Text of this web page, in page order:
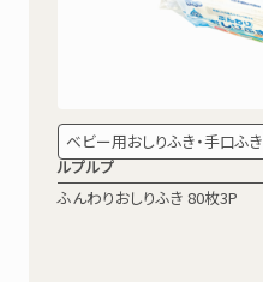
ベビー用おしりふき・手口ふき
ルプルプ
ふんわりおしりふき 80枚3P